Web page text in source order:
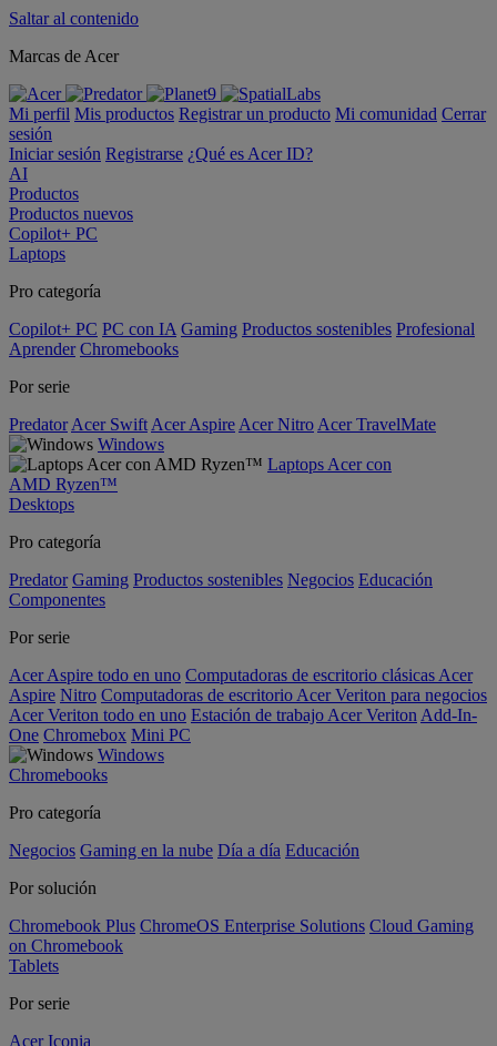
Saltar al contenido
Marcas de Acer
Mi perfil Mis productos Registrar un producto Mi comunidad Cerrar
sesión
Iniciar sesión Registrarse ¿Qué es Acer ID?
AI
Productos
Productos nuevos
Copilot+ PC
Laptops
Pro categoría
Copilot+ PC PC con IA Gaming Productos sostenibles Profesional
Aprender Chromebooks
Por serie
Predator Acer Swift Acer Aspire Acer Nitro Acer TravelMate
Windows
Laptops Acer con
AMD Ryzen™
Desktops
Pro categoría
Predator Gaming Productos sostenibles Negocios Educación
Componentes
Por serie
Acer Aspire todo en uno Computadoras de escritorio clásicas Acer
Aspire Nitro Computadoras de escritorio Acer Veriton para negocios
Acer Veriton todo en uno Estación de trabajo Acer Veriton Add-In-
One Chromebox Mini PC
Windows
Chromebooks
Pro categoría
Negocios Gaming en la nube Día a día Educación
Por solución
Chromebook Plus ChromeOS Enterprise Solutions Cloud Gaming
on Chromebook
Tablets
Por serie
Acer Iconia